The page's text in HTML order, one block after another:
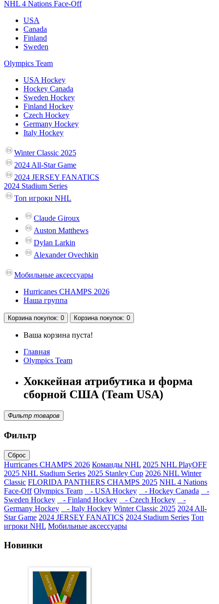
NHL 4 Nations Face-Off
USA
Canada
Finland
Sweden
Olympics Team
USA Hockey
Hockey Canada
Sweden Hockey
Finland Hockey
Czech Hockey
Germany Hockey
Italy Hockey
Winter Classic 2025
2024 All-Star Game
2024 JERSEY FANATICS
2024 Stadium Series
Топ игроки NHL
Claude Giroux
Auston Matthews
Dylan Larkin
Alexander Ovechkin
Мобильные аксессуары
Hurricanes CHAMPS 2026
Наша группа
Корзина покупок: 0 Корзина покупок: 0
Ваша корзина пуста!
Главная
Olympics Team
Хоккейная атрибутика и форма
сборной США (Team USA)
Фильтр товаров
Фильтр
Сброс
Hurricanes CHAMPS 2026 Команды NHL 2025 NHL PlayOFF
2025 NHL Stadium Series 2025 Stanley Cup 2026 NHL Winter
Classic FLORIDA PANTHERS CHAMPS 2025 NHL 4 Nations
Face-Off Olympics Team - USA Hockey - Hockey Canada
-
Sweden Hockey
- Finland Hockey - Czech Hockey
-
Germany Hockey
- Italy Hockey Winter Classic 2025 2024 All-
Star Game 2024 JERSEY FANATICS 2024 Stadium Series Топ
игроки NHL Мобильные аксессуары
Новинки